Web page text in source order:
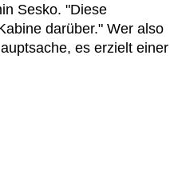
Sesko. "Diese
darüber." Wer also
es erzielt einer